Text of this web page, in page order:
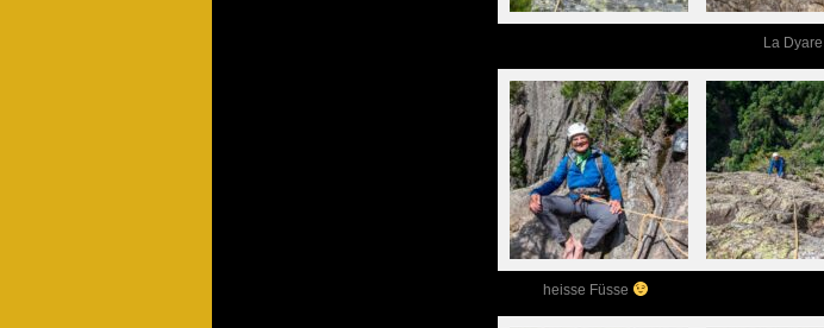
La Dyare
heisse Füsse